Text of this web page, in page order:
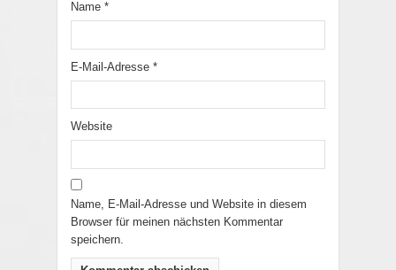
Name *
E-Mail-Adresse *
Website
Name, E-Mail-Adresse und Website in diesem
Browser für meinen nächsten Kommentar
speichern.